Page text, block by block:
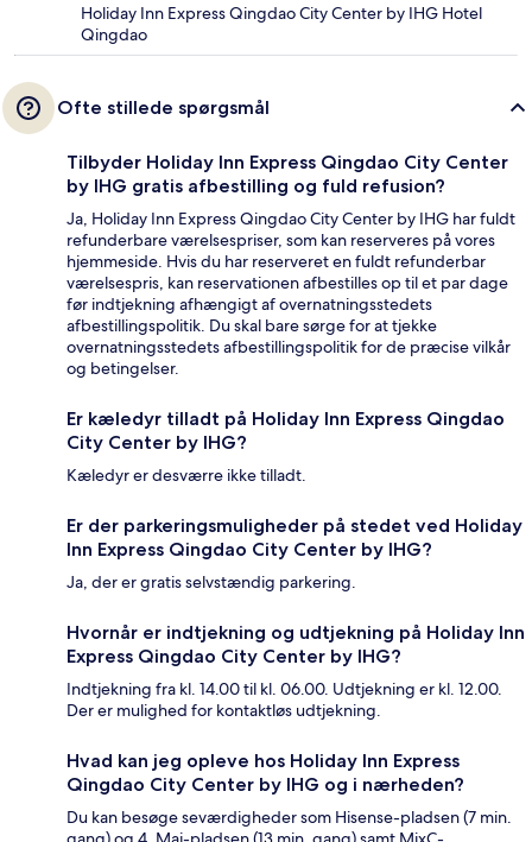
Holiday Inn Express Qingdao City Center by IHG Hotel
Qingdao
Ofte stillede spørgsmål
Tilbyder Holiday Inn Express Qingdao City Center
by IHG gratis afbestilling og fuld refusion?
Ja, Holiday Inn Express Qingdao City Center by IHG har fuldt
refunderbare værelsespriser, som kan reserveres på vores
hjemmeside. Hvis du har reserveret en fuldt refunderbar
værelsespris, kan reservationen afbestilles op til et par dage
før indtjekning afhængigt af overnatningsstedets
afbestillingspolitik. Du skal bare sørge for at tjekke
overnatningsstedets afbestillingspolitik for de præcise vilkår
og betingelser.
Er kæledyr tilladt på Holiday Inn Express Qingdao
City Center by IHG?
Kæledyr er desværre ikke tilladt.
Er der parkeringsmuligheder på stedet ved Holiday
Inn Express Qingdao City Center by IHG?
Ja, der er gratis selvstændig parkering.
Hvornår er indtjekning og udtjekning på Holiday Inn
Express Qingdao City Center by IHG?
Indtjekning fra kl. 14.00 til kl. 06.00. Udtjekning er kl. 12.00.
Der er mulighed for kontaktløs udtjekning.
Hvad kan jeg opleve hos Holiday Inn Express
Qingdao City Center by IHG og i nærheden?
Du kan besøge seværdigheder som Hisense-pladsen (7 min.